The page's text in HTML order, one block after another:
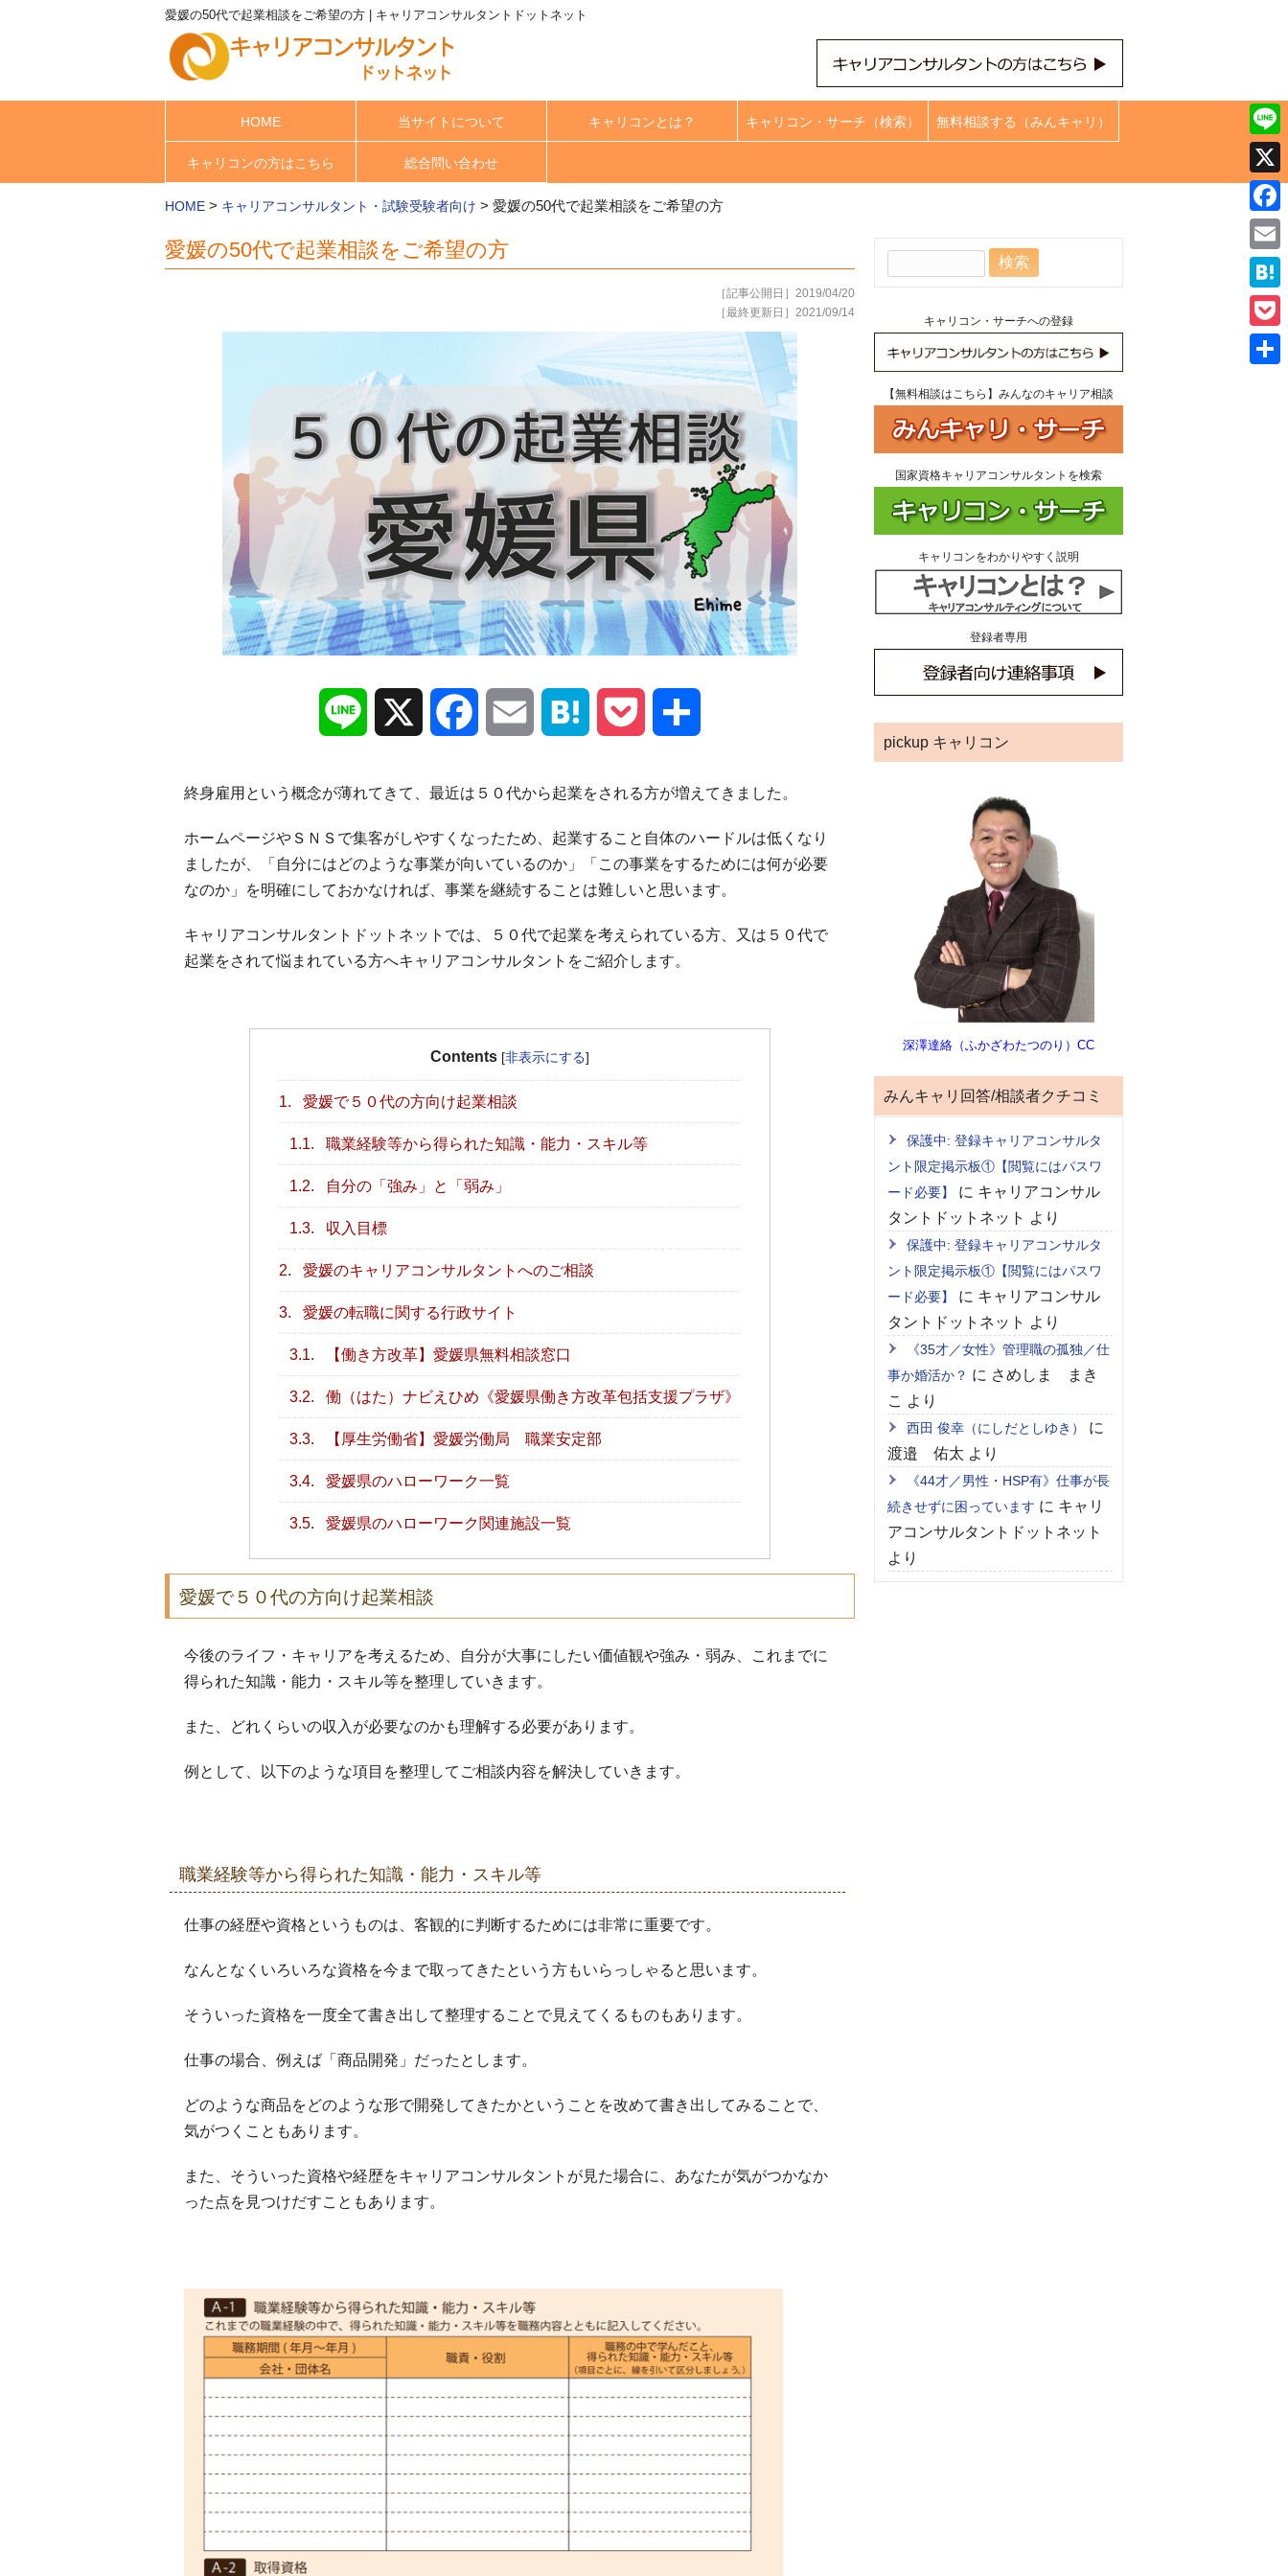
愛媛の50代で起業相談をご希望の方 | キャリアコンサルタントドットネット
HOME 当サイトについて キャリコンとは？ キャリコン・サーチ（検索） 無料相談する（みんキャリ）
キャリコンの方はこちら 総合問い合わせ
HOME > キャリアコンサルタント・試験受験者向け > 愛媛の50代で起業相談をご希望の方
愛媛の50代で起業相談をご希望の方
［記事公開日］2019/04/20
［最終更新日］2021/09/14
Line Facebook Email Hatena Pocket
終身雇用という概念が薄れてきて、最近は５０代から起業をされる方が増えてきました。
ホームページやＳＮＳで集客がしやすくなったため、起業すること自体のハードルは低くなり
ましたが、「自分にはどのような事業が向いているのか」「この事業をするためには何が必要
なのか」を明確にしておかなければ、事業を継続することは難しいと思います。
キャリアコンサルタントドットネットでは、５０代で起業を考えられている方、又は５０代で
起業をされて悩まれている方へキャリアコンサルタントをご紹介します。
Contents [非表示にする]
1. 愛媛で５０代の方向け起業相談
1.1. 職業経験等から得られた知識・能力・スキル等
1.2. 自分の「強み」と「弱み」
1.3. 収入目標
2. 愛媛のキャリアコンサルタントへのご相談
3. 愛媛の転職に関する行政サイト
3.1. 【働き方改革】愛媛県無料相談窓口
3.2. 働（はた）ナビえひめ《愛媛県働き方改革包括支援プラザ》
3.3. 【厚生労働省】愛媛労働局 職業安定部
3.4. 愛媛県のハローワーク一覧
3.5. 愛媛県のハローワーク関連施設一覧
愛媛で５０代の方向け起業相談
今後のライフ・キャリアを考えるため、自分が大事にしたい価値観や強み・弱み、これまでに
得られた知識・能力・スキル等を整理していきます。
また、どれくらいの収入が必要なのかも理解する必要があります。
例として、以下のような項目を整理してご相談内容を解決していきます。
職業経験等から得られた知識・能力・スキル等
仕事の経歴や資格というものは、客観的に判断するためには非常に重要です。
なんとなくいろいろな資格を今まで取ってきたという方もいらっしゃると思います。
そういった資格を一度全て書き出して整理することで見えてくるものもあります。
仕事の場合、例えば「商品開発」だったとします。
どのような商品をどのような形で開発してきたかということを改めて書き出してみることで、
気がつくこともあります。
また、そういった資格や経歴をキャリアコンサルタントが見た場合に、あなたが気がつかなか
った点を見つけだすこともあります。
キャリコン・サーチへの登録
【無料相談はこちら】みんなのキャリア相談
国家資格キャリアコンサルタントを検索
キャリコンをわかりやすく説明
登録者専用
pickup キャリコン
深澤達絡（ふかざわたつのり）CC
みんキャリ回答/相談者クチコミ
保護中: 登録キャリアコンサルタ
ント限定掲示板①【閲覧にはパスワ
ード必要】
に キャリアコンサル
タントドットネット より
保護中: 登録キャリアコンサルタ
ント限定掲示板①【閲覧にはパスワ
ード必要】
に キャリアコンサル
タントドットネット より
《35才／女性》管理職の孤独／仕
事か婚活か？ に さめしま まき
こ より
西田 俊幸（にしだとしゆき）
に
渡邉 佑太 より
《44才／男性・HSP有》仕事が長
続きせずに困っています に キャリ
アコンサルタントドットネット
より
Line
X
Email